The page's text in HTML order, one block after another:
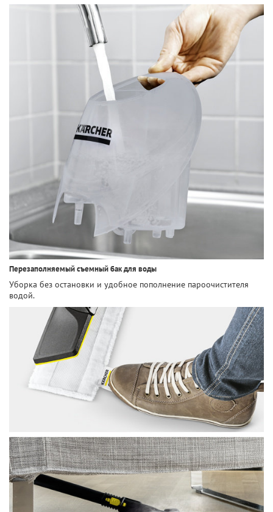
Перезаполняемый съемный бак для воды
Уборка без остановки и удобное пополнение пароочистителя
водой.